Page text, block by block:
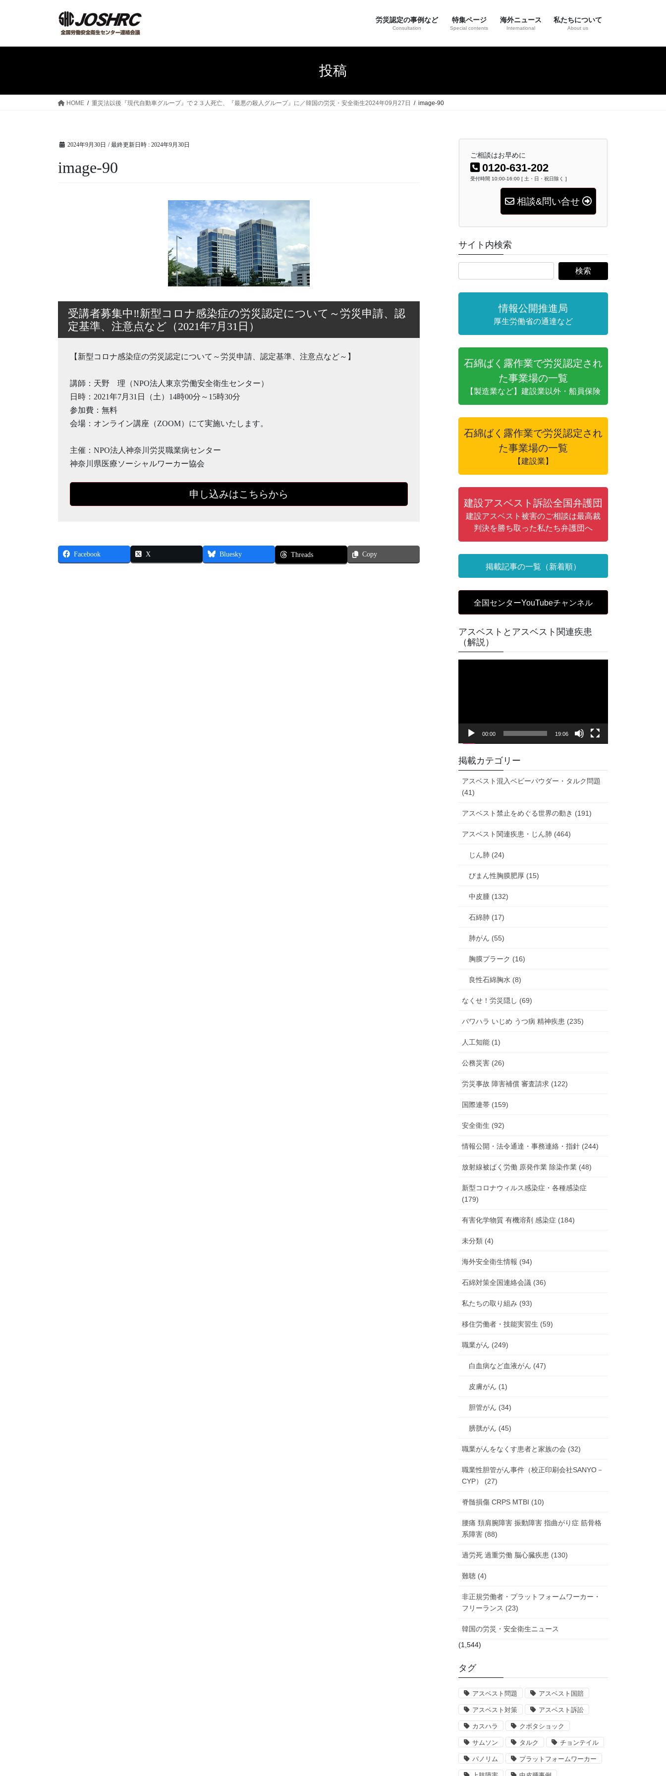
労災認定の事例など
Consultation
特集ページ
Special contents
海外ニュース
International
私たちについて
About us
投稿
HOME 重災法以後『現代自動車グループ』で２３人死亡、『最悪の殺人グループ』に／韓国の労災・安全衛生2024年09月27日 image-90
2024年9月30日 / 最終更新日時 : 2024年9月30日
image-90
受講者募集中‼新型コロナ感染症の労災認定について～労災申請、認
定基準、注意点など（2021年7月31日）
【新型コロナ感染症の労災認定について～労災申請、認定基準、注意点など～】
講師：天野 理（NPO法人東京労働安全衛生センター）
日時：2021年7月31日（土）14時00分～15時30分
参加費：無料
会場：オンライン講座（ZOOM）にて実施いたします。
主催：NPO法人神奈川労災職業病センター
神奈川県医療ソーシャルワーカー協会
申し込みはこちらから
Facebook X Bluesky Threads Copy
ご相談はお早めに
0120-631-202
受付時間 10:00-16:00 [ 土・日・祝日除く ]
相談&問い合せ
サイト内検索
情報公開推進局
厚生労働省の通達など
石綿ばく露作業で労災認定され
た事業場の一覧
【製造業など】建設業以外・船員保険
石綿ばく露作業で労災認定され
た事業場の一覧
【建設業】
建設アスベスト訴訟全国弁護団
建設アスベスト被害のご相談は最高裁
判決を勝ち取った私たち弁護団へ
掲載記事の一覧（新着順）
全国センターYouTubeチャンネル
アスベストとアスベスト関連疾患
（解説）
ヤ
00:00 19:06
掲載カテゴリー
アスベスト混入ベビーパウダー・タルク問題
(41)
アスベスト禁止をめぐる世界の動き (191)
アスベスト関連疾患・じん肺 (464)
じん肺 (24)
びまん性胸膜肥厚 (15)
中皮腫 (132)
石綿肺 (17)
肺がん (55)
胸膜プラーク (16)
良性石綿胸水 (8)
なくせ！労災隠し (69)
パワハラ いじめ うつ病 精神疾患 (235)
人工知能 (1)
公務災害 (26)
労災事故 障害補償 審査請求 (122)
国際連帯 (159)
安全衛生 (92)
情報公開・法令通達・事務連絡・指針 (244)
放射線被ばく労働 原発作業 除染作業 (48)
新型コロナウィルス感染症・各種感染症
(179)
有害化学物質 有機溶剤 感染症 (184)
未分類 (4)
海外安全衛生情報 (94)
石綿対策全国連絡会議 (36)
私たちの取り組み (93)
移住労働者・技能実習生 (59)
職業がん (249)
白血病など血液がん (47)
皮膚がん (1)
胆管がん (34)
膀胱がん (45)
職業がんをなくす患者と家族の会 (32)
職業性胆管がん事件（校正印刷会社SANYO－
CYP） (27)
脊髄損傷 CRPS MTBI (10)
腰痛 頚肩腕障害 振動障害 指曲がり症 筋骨格
系障害 (88)
過労死 過重労働 脳心臓疾患 (130)
難聴 (4)
非正規労働者・プラットフォームワーカー・
フリーランス (23)
韓国の労災・安全衛生ニュース
(1,544)
タグ
アスベスト問題 アスベスト国賠
アスベスト対策 アスベスト訴訟
カスハラ クボタショック
サムソン タルク チョンテイル
パノリム プラットフォームワーカー